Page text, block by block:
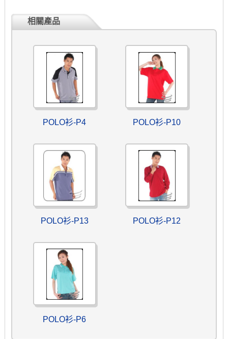
相關產品
POLO衫-P4 POLO衫-P10
POLO衫-P13 POLO衫-P12
POLO衫-P6